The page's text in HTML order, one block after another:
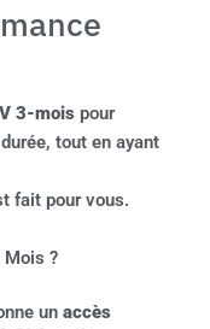
3-mois pour
tout en ayant
fait pour vous.
Mois ?
un accès